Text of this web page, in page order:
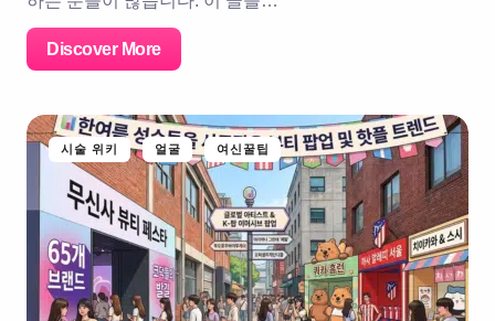
Discover More
시술 위키 얼굴 여신꿀팁